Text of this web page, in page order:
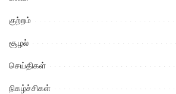
குற்றம்
சூழல்
செய்திகள்
நிகழ்ச்சிகள்